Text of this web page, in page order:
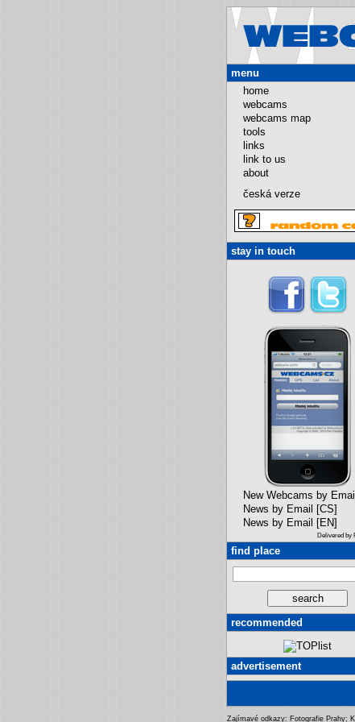
menu
home
webcams
webcams map
tools
links
link to us
about
česká verze
stay in touch
New Webcams by Email
News by Email [CS]
News by Email [EN]
Delivered by
find place
recommended
advertisement
Zajímavé odkazy: Fotografie Prahy;